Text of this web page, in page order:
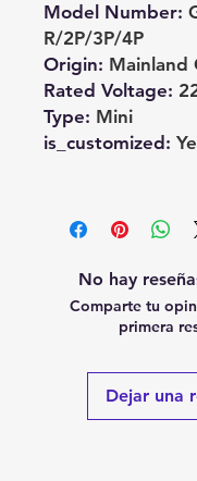
Model Number:
R/2P/3P/4P
Origin: Mainland
Rated Voltage:
Type: Mini
is_customized :
No hay
Comparte tu
primera
Dejar una